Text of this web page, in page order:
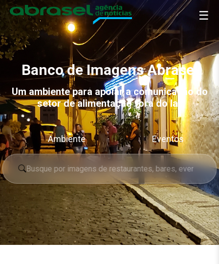
☰
Banco de Imagens Abrasel
Um ambiente para apoiar a comunicação do
setor de alimentação fora do lar
Eventos Festivais